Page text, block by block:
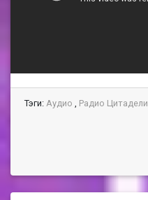
Тэги: Аудио , Радио Цитадели